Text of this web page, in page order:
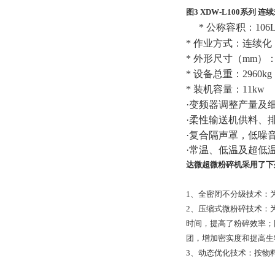
图3 XDW-L100系列 连
* 公称容积：
* 作业方式：连续化
* 外形尺寸（mm）
* 设备总重： 2960kg
* 装机容量： 11kw
·变频器调整产量及
·柔性输送机供料、
·复合隔声罩，低噪
·常温、低温及超低
达微超微粉碎机采用了
1、全密闭不分级技术：
2、压缩式微粉碎技术：
时间，提高了粉碎效率
团，增加密实度和提高
3、动态优化技术：按物